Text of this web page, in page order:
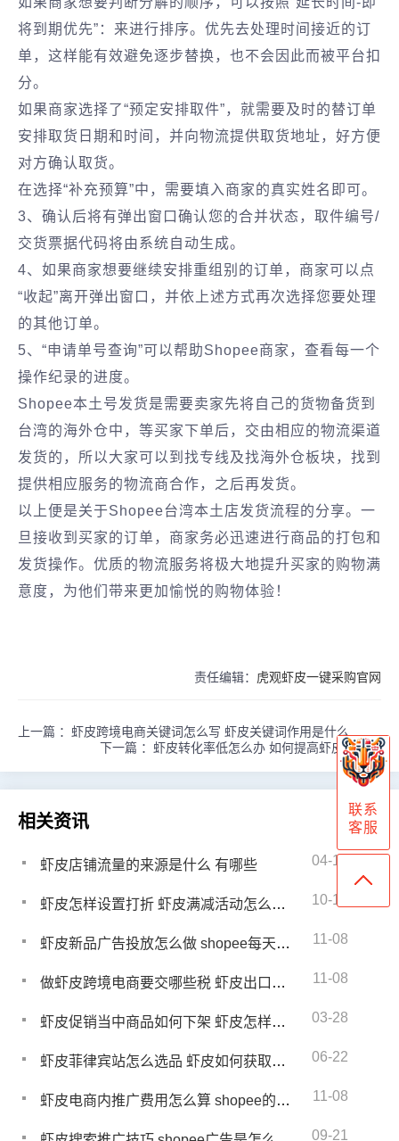
将到期优先”：来进行排序。优先去处理时间接近的订
单，这样能有效避免逐步替换，也不会因此而被平台扣
分。
如果商家选择了“预定安排取件”，就需要及时的替订单
安排取货日期和时间，并向物流提供取货地址，好方便
对方确认取货。
在选择“补充预算”中，需要填入商家的真实姓名即可。
3、确认后将有弹出窗口确认您的合并状态，取件编号/
交货票据代码将由系统自动生成。
4、如果商家想要继续安排重组别的订单，商家可以点
“收起”离开弹出窗口，并依上述方式再次选择您要处理
的其他订单。
5、“申请单号查询”可以帮助Shopee商家，查看每一个
操作纪录的进度。
Shopee本土号发货是需要卖家先将自己的货物备货到
台湾的海外仓中，等买家下单后，交由相应的物流渠道
发货的，所以大家可以到找专线及找海外仓板块，找到
提供相应服务的物流商合作，之后再发货。
以上便是关于Shopee台湾本土店发货流程的分享。一
旦接收到买家的订单，商家务必迅速进行商品的打包和
发货操作。优质的物流服务将极大地提升买家的购物满
意度，为他们带来更加愉悦的购物体验！
责任编辑： 虎观虾皮一键采购官网
上一篇 ： 虾皮跨境电商关键词怎么写 虾皮关键词作用是什么
下一篇 ： 虾皮转化率低怎么办 如何提高虾皮转化率
相关资讯
虾皮店铺流量的来源是什么 有哪些 04-10
虾皮怎样设置打折 虾皮满减活动怎么设置 10-12
虾皮新品广告投放怎么做 shopee每天都要上新吗? 11-08
做虾皮跨境电商要交哪些税 虾皮出口关税计算方法 11-08
虾皮促销当中商品如何下架 虾皮怎样下架促销活动中的商品 03-28
虾皮菲律宾站怎么选品 虾皮如何获取热门产品 06-22
虾皮电商内推广费用怎么算 shopee的广告怎么收费 11-08
09-21
联系
客服